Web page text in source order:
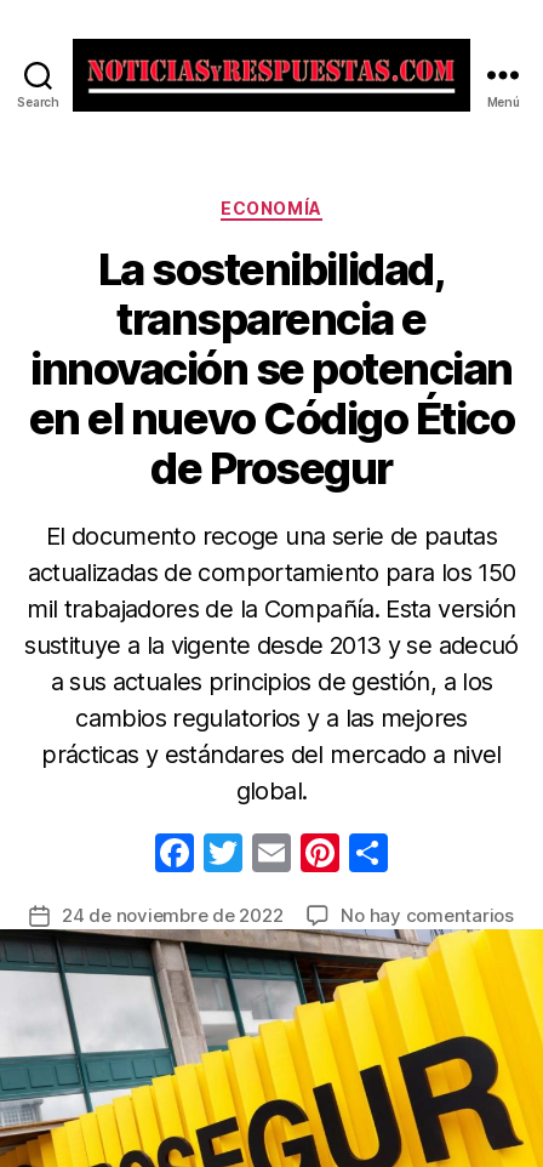
Search Menú
Categorías
ECONOMÍA
La sostenibilidad,
transparencia e
innovación se potencian
en el nuevo Código Ético
de Prosegur
El documento recoge una serie de pautas
actualizadas de comportamiento para los 150
mil trabajadores de la Compañía. Esta versión
sustituye a la vigente desde 2013 y se adecuó
a sus actuales principios de gestión, a los
cambios regulatorios y a las mejores
prácticas y estándares del mercado a nivel
global.
F
c
e
b
o
o
k
T
itt
er
E
ail
Pi
er
e
st
m
p
ar
tir
Fecha
de
la
entrada
24 de noviembre de 2022 No hay comentariosen
La
en
el